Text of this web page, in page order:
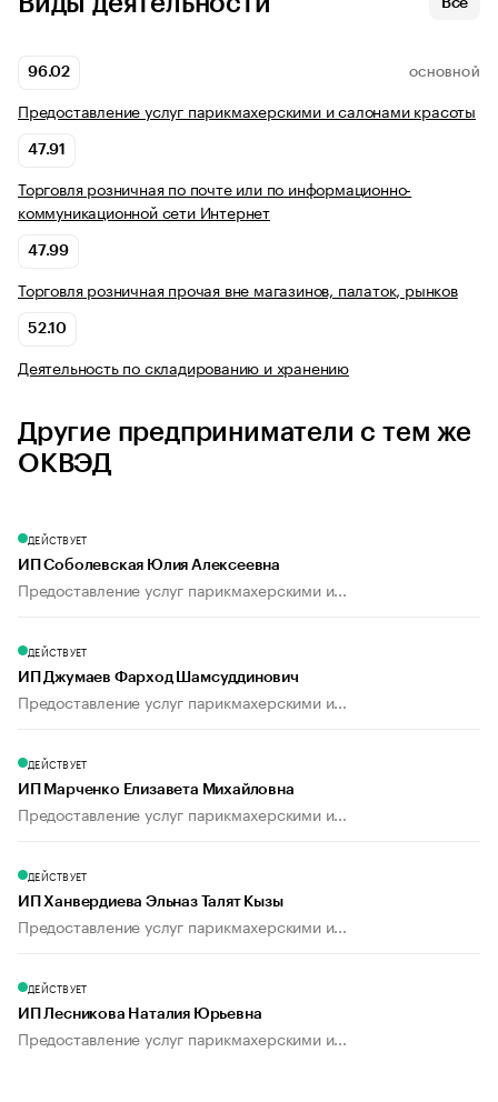
Все
96.02 ОСНОВНОЙ
Предоставление услуг парикмахерскими и салонами красоты
47.91
Торговля розничная по почте или по информационно-
коммуникационной сети Интернет
47.99
Торговля розничная прочая вне магазинов, палаток, рынков
52.10
Деятельность по складированию и хранению
Другие предприниматели с тем же
ОКВЭД
ДЕЙСТВУЕТ
ИП Соболевская Юлия Алексеевна
Предоставление услуг парикмахерскими и...
ДЕЙСТВУЕТ
ИП Джумаев Фарход Шамсуддинович
Предоставление услуг парикмахерскими и...
ДЕЙСТВУЕТ
ИП Марченко Елизавета Михайловна
Предоставление услуг парикмахерскими и...
ДЕЙСТВУЕТ
ИП Ханвердиева Эльназ Талят Кызы
Предоставление услуг парикмахерскими и...
ДЕЙСТВУЕТ
ИП Лесникова Наталия Юрьевна
Предоставление услуг парикмахерскими и...